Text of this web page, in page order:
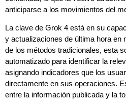
anticiparse a los movimientos del
La clave de Grok 4 está en su
y actualizaciones de última hora en
de los métodos tradicionales, esta
automatizado para identificar la
asignando indicadores que los
directamente en sus operaciones.
entre la información publicada y la